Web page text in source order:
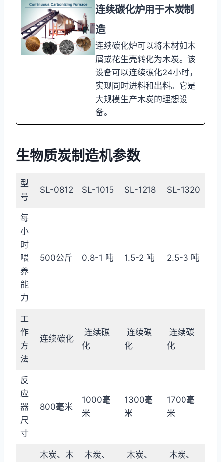
连续碳化炉用于木炭制
造
连续碳化炉可以将木材如木
屑或花生壳转化为木炭。该
设备可以连续碳化24小时，
实现同时进料和出料。它是
大规模生产木炭的理想设
备。
生物质炭制造机参数
型
号
SL-0812 SL-1015 SL-1218 SL-1320
每
小
时
喂
养
能
力
500公斤 0.8-1 吨 1.5-2 吨 2.5-3 吨
工
作
方
法
连续碳化
连续碳
化
连续碳
化
连续碳
化
反
应
器
尺
寸
800毫米
1000毫
米
1300毫
米
1700毫
米
木炭、木
木炭、
木炭、
木炭、